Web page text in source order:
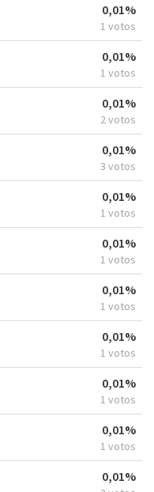
0,01%
1 votos
0,01%
1 votos
0,01%
2 votos
0,01%
3 votos
0,01%
1 votos
0,01%
1 votos
0,01%
1 votos
0,01%
1 votos
0,01%
1 votos
0,01%
1 votos
0,01%